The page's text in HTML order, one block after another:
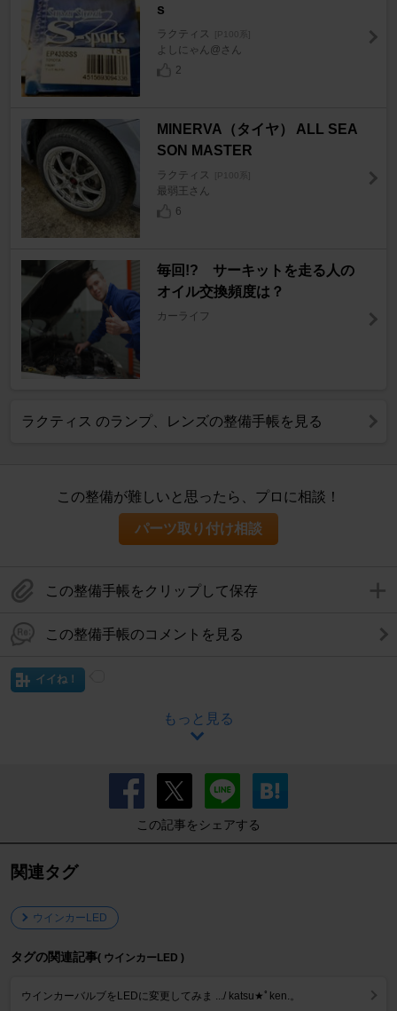
s
ラクティス [P100系]
よしにゃん@さん
2
MINERVA（タイヤ） ALL SEA
SON MASTER
ラクティス [P100系]
最弱王さん
6
毎回!? サーキットを走る人の
オイル交換頻度は？
カーライフ
ラクティス のランプ、レンズの整備手帳を見る
この整備が難しいと思ったら、プロに相談！
パーツ取り付け相談
この整備手帳をクリップして保存
この整備手帳のコメントを見る
イイね！
もっと見る
この記事をシェアする
関連タグ
ウインカーLED
タグの関連記事( ウインカーLED )
ウインカーバルブをLEDに変更してみま .../ katsu★ﾟken.。